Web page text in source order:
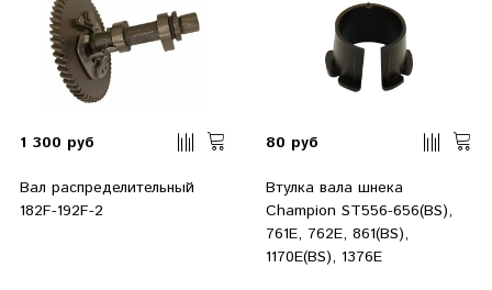
1 300 руб
Вал распределительный
182F-192F-2
80 руб
Втулка вала шнека
Champion ST556-656(BS),
761E, 762Е, 861(BS),
1170Е(BS), 1376Е